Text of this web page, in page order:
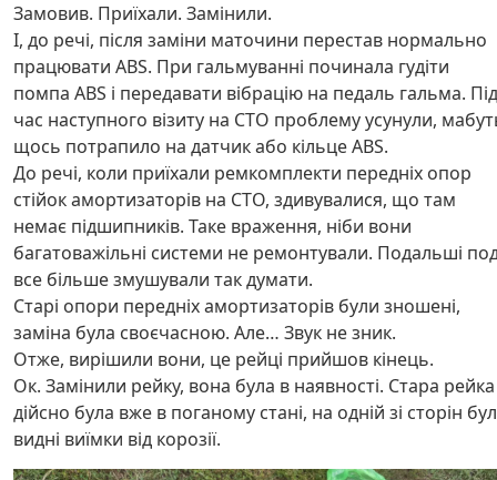
Замовив. Приїхали. Замінили.
І, до речі, після заміни маточини перестав нормально
працювати ABS. При гальмуванні починала гудіти
помпа ABS і передавати вібрацію на педаль гальма. Під
час наступного візиту на СТО проблему усунули,
щось потрапило на датчик або кільце ABS.
До речі, коли приїхали ремкомплекти передніх опор
стійок амортизаторів на СТО, здивувалися, що там
немає підшипників. Таке враження, ніби вони
багатоважільні системи не ремонтували. Подальші
все більше змушували так думати.
Старі опори передніх амортизаторів були зношені,
заміна була своєчасною. Але… Звук не зник.
Отже, вирішили вони, це рейці прийшов кінець.
Ок. Замінили рейку, вона була в наявності. Стара рейка
дійсно була вже в поганому стані, на одній зі сторін
видні виїмки від корозії.